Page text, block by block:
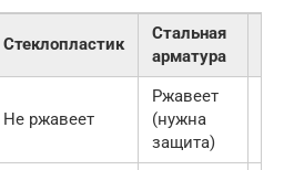
Стеклопластик
Стальная
арматура
Не ржавеет
Ржавеет
(нужна
защита)